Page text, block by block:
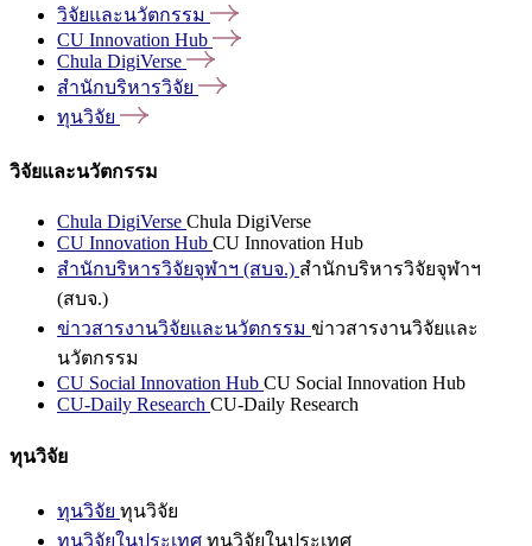
วิจัยและนวัตกรรม
CU Innovation Hub
Chula DigiVerse
สำนักบริหารวิจัย
ทุนวิจัย
วิจัยและนวัตกรรม
Chula DigiVerse Chula DigiVerse
CU Innovation Hub CU Innovation Hub
สำนักบริหารวิจัยจุฬาฯ (สบจ.) สำนักบริหารวิจัยจุฬาฯ
(สบจ.)
ข่าวสารงานวิจัยและนวัตกรรม ข่าวสารงานวิจัยและ
นวัตกรรม
CU Social Innovation Hub CU Social Innovation Hub
CU-Daily Research CU-Daily Research
ทุนวิจัย
ทุนวิจัย ทุนวิจัย
ทุนวิจัยในประเทศ ทุนวิจัยในประเทศ